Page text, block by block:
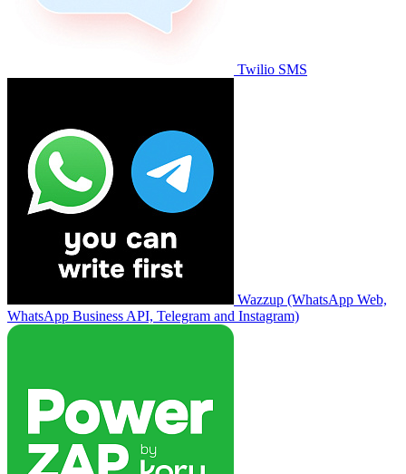
Twilio SMS
Wazzup (WhatsApp Web,
WhatsApp Business API, Telegram and Instagram)